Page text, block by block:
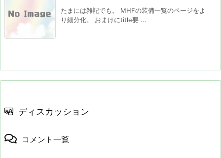
たまには雑記でも。 MHFの装備一覧のページをよ
り細分化。 おまけにtitle要 ...
ディスカッション
コメント一覧